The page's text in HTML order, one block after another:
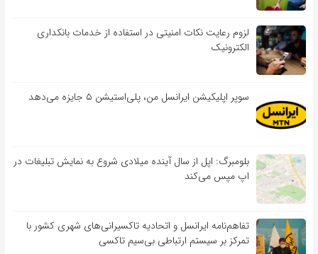
لزوم رعایت نکات امنیتی در استفاده از خدمات بانکداری
الکترونیک
سوپر اپلیکیشن ایرانسل من، پلی‌استیشن ۵ جایزه می‌دهد
بلومبرگ: اپل از سال آینده میلادی شروع به نمایش تبلیغات در
اپ مپس می‌کند
تفاهم‌نامه‌ ایرانسل و اتحادیه تاکسیرانی‌های شهری کشور با
تمرکز بر سیستم ارتباطی بی‌سیم تاکسی